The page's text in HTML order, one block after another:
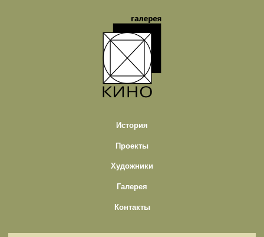
История
Проекты
Художники
Галерея
Контакты